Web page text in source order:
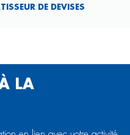
DE DEVISES
LA